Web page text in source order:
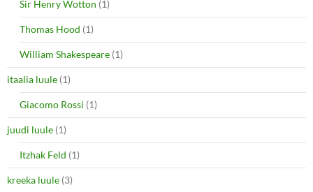
Sir Henry Wotton (1)
Thomas Hood (1)
William Shakespeare (1)
itaalia luule (1)
Giacomo Rossi (1)
juudi luule (1)
Itzhak Feld (1)
kreeka luule (3)